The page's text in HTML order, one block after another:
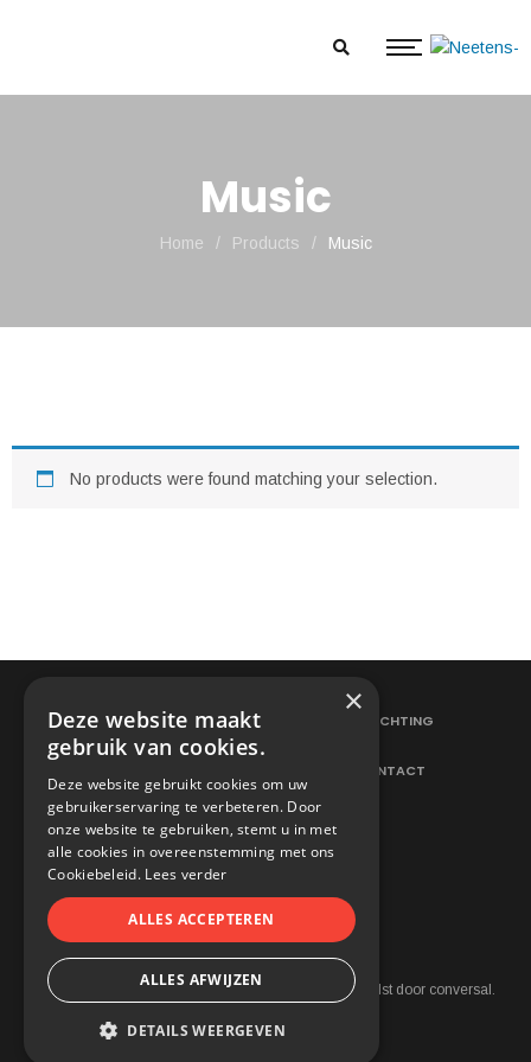
Music
Home / Products / Music
No products were found matching your selection.
ELEKTRICITEITSWERKEN VERLICHTING
CONTACT
2021 © Neetens. All rights reserved. webdesign in aalstdoor conversal.
×
Deze website maakt
gebruik van cookies.
Deze website gebruikt cookies om uw
gebruikerservaring te verbeteren. Door
onze website te gebruiken, stemt u in met
alle cookies in overeenstemming met ons
Cookiebeleid. Lees verder
ALLES ACCEPTEREN
ALLES AFWIJZEN
DETAILS WEERGEVEN